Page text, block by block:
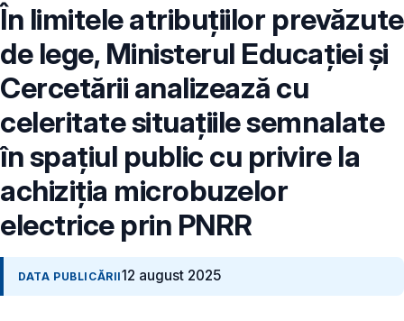
În limitele atribuțiilor prevăzute
de lege, Ministerul Educației și
Cercetării analizează cu
celeritate situațiile semnalate
în spațiul public cu privire la
achiziția microbuzelor
electrice prin PNRR
DATA PUBLICĂRII12 august 2025